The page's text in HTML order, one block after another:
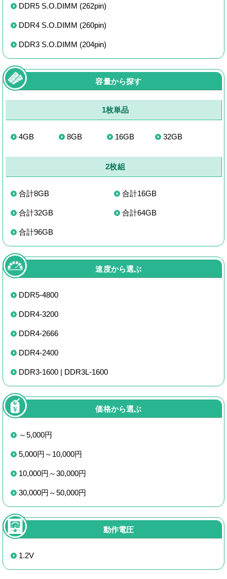
DDR5 S.O.DIMM (262pin)
DDR4 S.O.DIMM (260pin)
DDR3 S.O.DIMM (204pin)
容量から探す
1枚単品
4GB 8GB 16GB 32GB
2枚組
合計8GB 合計16GB
合計32GB 合計64GB
合計96GB
速度から選ぶ
DDR5-4800
DDR4-3200
DDR4-2666
DDR4-2400
DDR3-1600 | DDR3L-1600
価格から選ぶ
～5,000円
5,000円～10,000円
10,000円～30,000円
30,000円～50,000円
動作電圧
1.2V